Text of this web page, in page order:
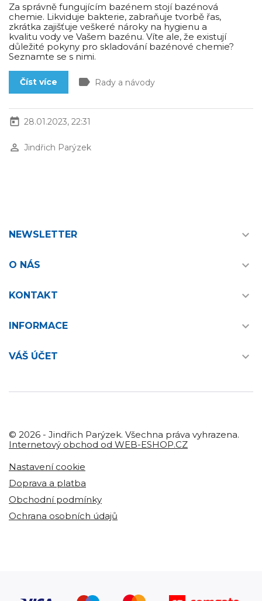
Za správně fungujícím bazénem stojí bazénová
chemie. Likviduje bakterie, zabraňuje tvorbě řas,
zkrátka zajišťuje veškeré nároky na hygienu a
kvalitu vody ve Vašem bazénu. Víte ale, že existují
důležité pokyny pro skladování bazénové chemie?
Seznamte se s nimi.
Číst více label Rady a návody
today 28.01.2023, 22:31
perm_identity Jindřich Parýzek
NEWSLETTER 
O NÁS 
KONTAKT 
INFORMACE 
VÁŠ ÚČET 
© 2026 - Jindřich Parýzek. Všechna práva vyhrazena.
Internetový obchod od WEB-ESHOP.CZ
Nastavení cookie
Doprava a platba
Obchodní podmínky
Ochrana osobních údajů